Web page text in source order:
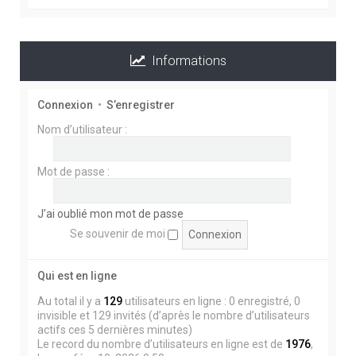
BONJOUR A TOUS ,
EVITEZ DE CLIQUER SUR LES MESSAGES QUI NE
POUR NE PAS PERDRE VOTRE TEMPS ET
SOLUTION ..
En haut à gauche au dessus du Chat , accès rapide
, messages non lus, puis cliquer sur Marquer tout
messages indésirables .....
Informations
Connexion • S’enregistrer
Nom d’utilisateur :
Mot de passe :
J’ai oublié mon mot de passe
Se souvenir de moi
Qui est en ligne
Au total il y a 129 utilisateurs en ligne : 0 enregistré, 0
invisible et 129 invités (d’après le nombre d’utilisateurs
actifs ces 5 dernières minutes)
Le record du nombre d’utilisateurs en ligne est de 1976,